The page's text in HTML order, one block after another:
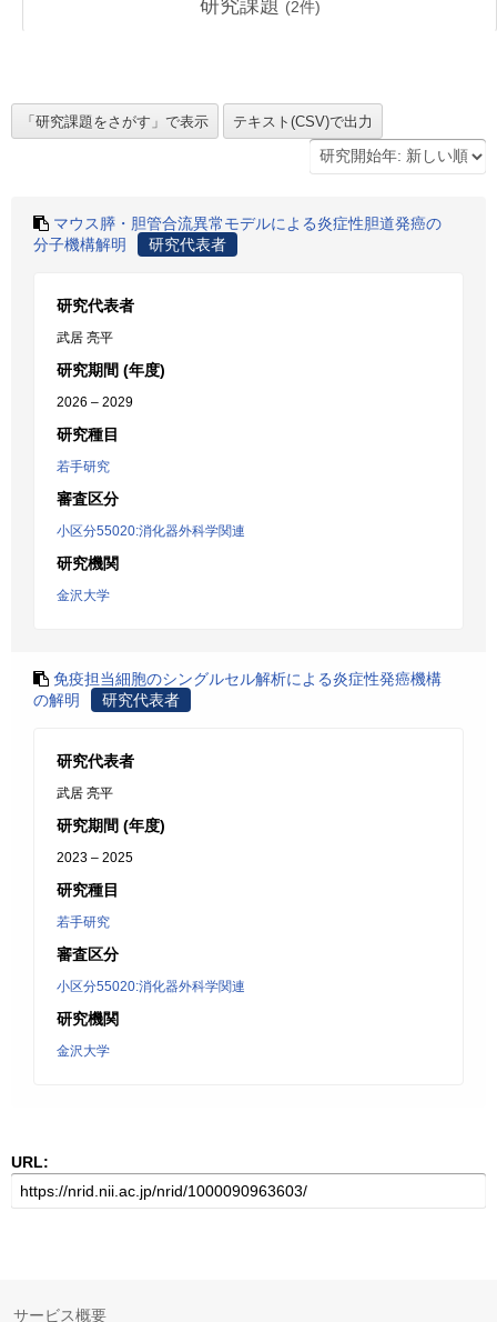
研究課題 (2件)
マウス膵・胆管合流異常モデルによる炎症性胆道発癌の
分子機構解明
研究代表者
研究代表者
武居 亮平
研究期間 (年度)
2026 – 2029
研究種目
若手研究
審査区分
小区分55020:消化器外科学関連
研究機関
金沢大学
免疫担当細胞のシングルセル解析による炎症性発癌機構
の解明
研究代表者
研究代表者
武居 亮平
研究期間 (年度)
2023 – 2025
研究種目
若手研究
審査区分
小区分55020:消化器外科学関連
研究機関
金沢大学
URL:
サービス概要